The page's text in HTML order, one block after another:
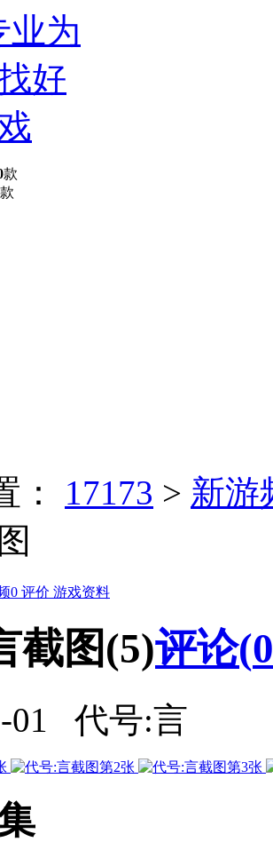
款
款
： 17173 > 新游
0 评价 游戏资料
截图(5)评论(0
01 代号:言